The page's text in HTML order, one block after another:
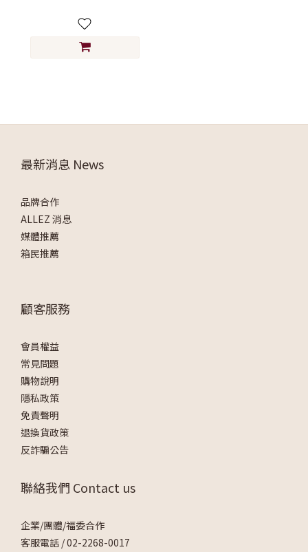
最新消息 News
品牌合作
ALLEZ 消息
媒體推薦
箱民推薦
顧客服務
會員權益
常見問題
購物說明
隱私政策
免責聲明
退換貨政策
反詐騙公告
聯絡我們 Contact us
企業/團體/福委合作
客服電話 /02-2268-0017